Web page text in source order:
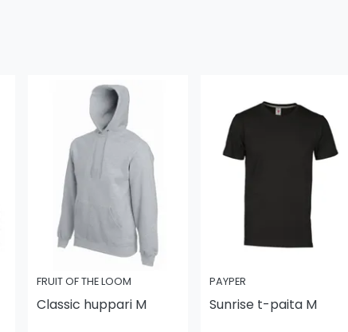
FRUIT OF THE LOOM
Classic huppari M
PAYPER
Sunrise t-paita M